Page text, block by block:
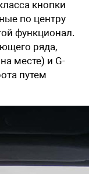
кнопки
по центру
функционал.
ряда,
месте) и G-
путем